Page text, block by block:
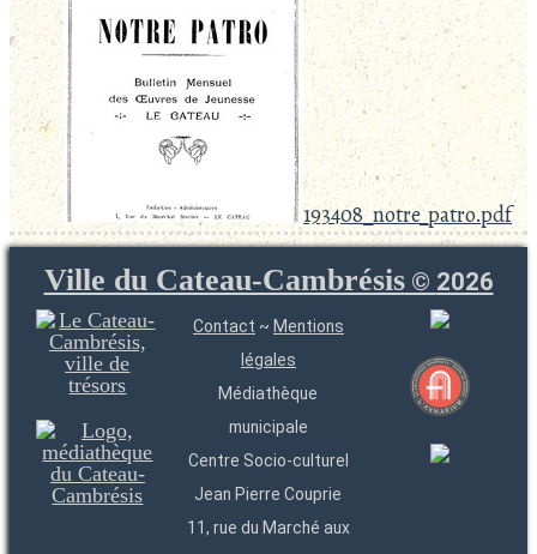
193408_notre_patro.pdf
Ville du Cateau-Cambrésis© 2026
Contact ~ Mentions
légales
Médiathèque
municipale
Centre Socio-culturel
Jean Pierre Couprie
11, rue du Marché aux